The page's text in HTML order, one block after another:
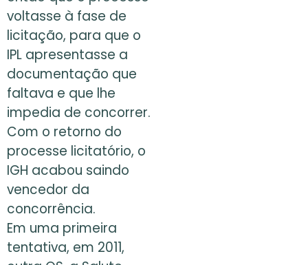
voltasse à fase de
licitação, para que o
IPL apresentasse a
documentação que
faltava e que lhe
impedia de concorrer.
Com o retorno do
processe licitatório, o
IGH acabou saindo
vencedor da
concorrência.
Em uma primeira
tentativa, em 2011,